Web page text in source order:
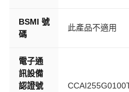
BSMI 號
碼
此產品不適用
電子通
訊設備
認證號